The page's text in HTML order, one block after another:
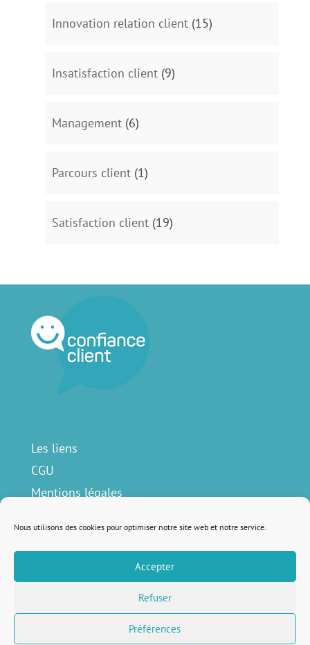
Nous utilisons des cookies pour optimiser notre site web et notre service.
Accepter
Refuser
Préférences
Innovation relation client(15)
Insatisfaction client(9)
Management(6)
Parcours client(1)
Satisfaction client(19)
Les liens
CGU
Mentions légales